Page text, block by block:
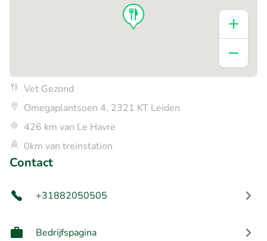
Vet Gezond
Omegaplantsoen 4, 2321 KT Leiden
426 km van Le Havre
0km van treinstation
Contact
+31882050505
Bedrijfspagina